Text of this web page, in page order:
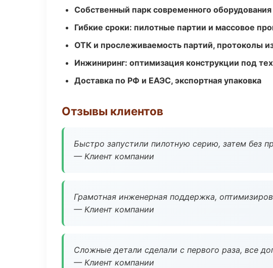
Собственный парк современного
Гибкие сроки: пилотные партии и массовое
ОТК и прослеживаемость партий, протоколы
Инжиниринг: оптимизация конструкции под
Доставка по РФ и ЕАЭС, экспортная упаковка
Отзывы клиентов
Быстро запустили пилотную серию, затем без
— Клиент компании
Грамотная инженерная поддержка,
— Клиент компании
Сложные детали сделали с первого раза, все
— Клиент компании